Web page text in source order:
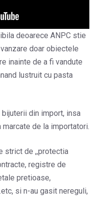
deoarece ANPC stie
doar obiectele
inainte de a fi vandute
lustruit cu pasta
bijuterii din import, insa
de la importatori.
strict de ,,protectia
registre de
pretioase,
si n-au gasit nereguli,